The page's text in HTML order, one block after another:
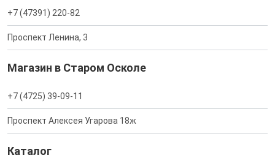
+7 (47391) 220-82
Проспект Ленина, 3
Магазин в Старом Осколе
+7 (4725) 39-09-11
Проспект Алексея Угарова 18ж
Каталог